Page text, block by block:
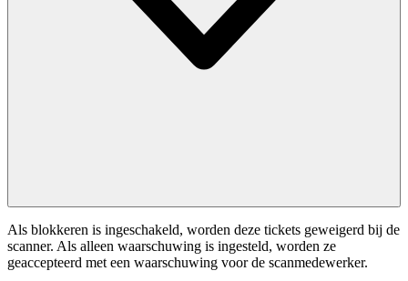
Als blokkeren is ingeschakeld, worden deze tickets geweigerd bij de
scanner. Als alleen waarschuwing is ingesteld, worden ze
geaccepteerd met een waarschuwing voor de scanmedewerker.